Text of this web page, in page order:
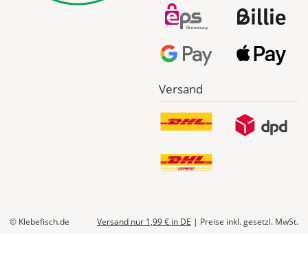
Versand
© Klebefisch.de Versand nur 1,99 € in DE | Preise inkl. gesetzl. MwSt.